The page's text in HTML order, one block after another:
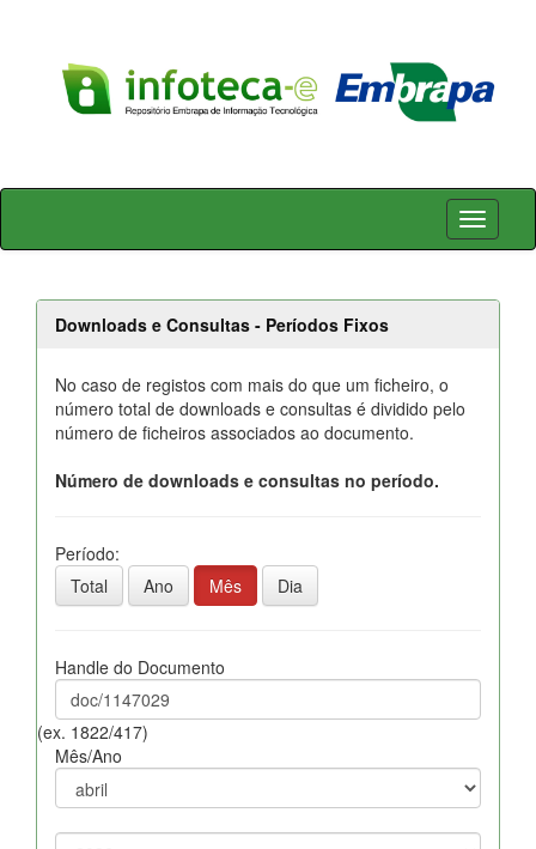
Skip
Downloads e Consultas - Períodos Fixos
No caso de registos com mais do que um ficheiro, o
número total de downloads e consultas é dividido pelo
número de ficheiros associados ao documento.
Número de downloads e consultas no período.
Período:
Total
Ano Mês Dia
Handle do Documento
(ex. 1822/417)
Mês/Ano